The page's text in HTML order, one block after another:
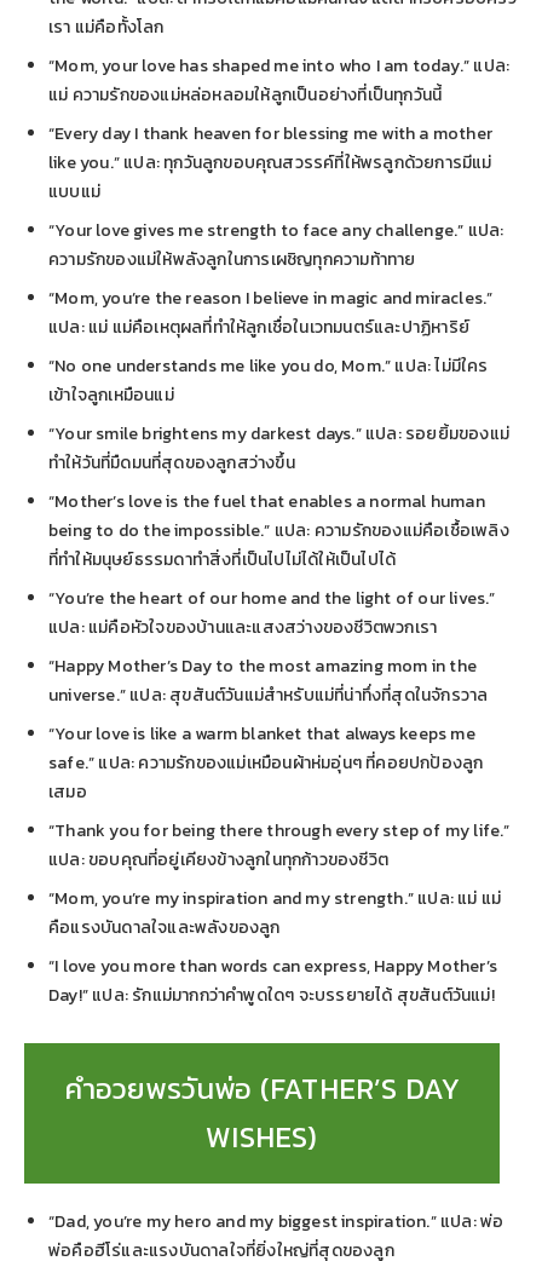
เรา แม่คือทั้งโลก
“Mom, your love has shaped me into who I am today.” แปล:
แม่ ความรักของแม่หล่อหลอมให้ลูกเป็นอย่างที่เป็นทุกวันนี้
“Every day I thank heaven for blessing me with a mother
like you.” แปล: ทุกวันลูกขอบคุณสวรรค์ที่ให้พรลูกด้วยการมีแม่
แบบแม่
“Your love gives me strength to face any challenge.” แปล:
ความรักของแม่ให้พลังลูกในการเผชิญทุกความท้าทาย
“Mom, you’re the reason I believe in magic and miracles.”
แปล: แม่ แม่คือเหตุผลที่ทำให้ลูกเชื่อในเวทมนตร์และปาฏิหาริย์
“No one understands me like you do, Mom.” แปล: ไม่มีใคร
เข้าใจลูกเหมือนแม่
“Your smile brightens my darkest days.” แปล: รอยยิ้มของแม่
ทำให้วันที่มืดมนที่สุดของลูกสว่างขึ้น
“Mother’s love is the fuel that enables a normal human
being to do the impossible.” แปล: ความรักของแม่คือเชื้อเพลิง
ที่ทำให้มนุษย์ธรรมดาทำสิ่งที่เป็นไปไม่ได้ให้เป็นไปได้
“You’re the heart of our home and the light of our lives.”
แปล: แม่คือหัวใจของบ้านและแสงสว่างของชีวิตพวกเรา
“Happy Mother’s Day to the most amazing mom in the
universe.” แปล: สุขสันต์วันแม่สำหรับแม่ที่น่าทึ่งที่สุดในจักรวาล
“Your love is like a warm blanket that always keeps me
safe.” แปล: ความรักของแม่เหมือนผ้าห่มอุ่นๆ ที่คอยปกป้องลูก
เสมอ
“Thank you for being there through every step of my life.”
แปล: ขอบคุณที่อยู่เคียงข้างลูกในทุกก้าวของชีวิต
“Mom, you’re my inspiration and my strength.” แปล: แม่ แม่
คือแรงบันดาลใจและพลังของลูก
“I love you more than words can express, Happy Mother’s
Day!” แปล: รักแม่มากกว่าคำพูดใดๆ จะบรรยายได้ สุขสันต์วันแม่!
คำอวยพรวันพ่อ (FATHER’S DAY
WISHES)
“Dad, you’re my hero and my biggest inspiration.” แปล: พ่อ
พ่อคือฮีโร่และแรงบันดาลใจที่ยิ่งใหญ่ที่สุดของลูก